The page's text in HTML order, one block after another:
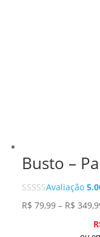
Busto –
Avaliação
R$ 79,99 – R$